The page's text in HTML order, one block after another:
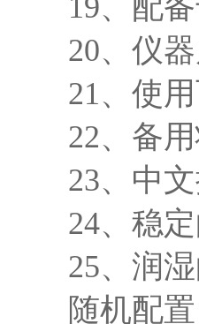
19、配
20、仪
21、使
22、备
23、中
24、稳
25、润
随机配